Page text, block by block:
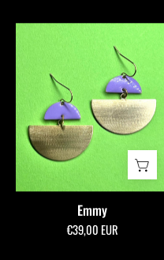
Emmy
€39,00 EUR